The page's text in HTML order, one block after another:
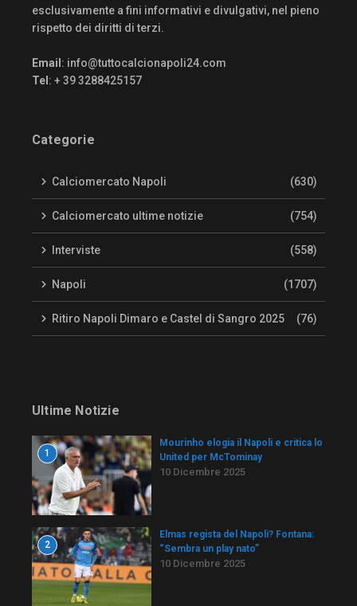
esclusivamente a fini informativi e divulgativi, nel pieno
rispetto dei diritti di terzi.
Email : info@tuttocalcionapoli24.com
Tel : + 39 3288425157
Categorie
Calciomercato Napoli (630)
Calciomercato ultime notizie (754)
Interviste (558)
Napoli (1707)
Ritiro Napoli Dimaro e Castel di Sangro 2025 (76)
Ultime Notizie
1
Mourinho elogia il Napoli e critica lo
United per McTominay
10 Dicembre 2025
2
Elmas regista del Napoli? Fontana:
“Sembra un play nato”
10 Dicembre 2025